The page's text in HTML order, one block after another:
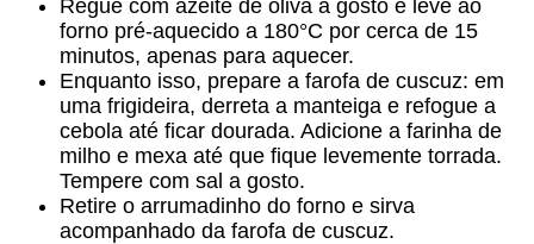
Regue com azeite de oliva a gosto e leve ao
forno pré-aquecido a 180°C por cerca de 15
minutos, apenas para aquecer.
Enquanto isso, prepare a farofa de cuscuz: em
uma frigideira, derreta a manteiga e refogue a
cebola até ficar dourada. Adicione a farinha de
milho e mexa até que fique levemente torrada.
Tempere com sal a gosto.
Retire o arrumadinho do forno e sirva
acompanhado da farofa de cuscuz.